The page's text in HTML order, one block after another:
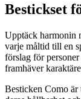
Bestickset
Upptäck harmonin
varje måltid till en
förslag för
framhäver
Besticken Como